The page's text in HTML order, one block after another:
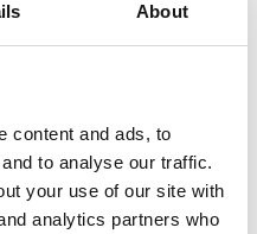
About
content and ads, to
to analyse our traffic.
your use of our site with
analytics partners who
Bohusläns regemente.
modellerna av Bohus
av tre kompletta
signerade som en
Hedvig Eleonorasamt.
att beskåda.